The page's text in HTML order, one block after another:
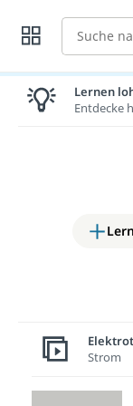
Suche
Lernen
Entdecke
Strom